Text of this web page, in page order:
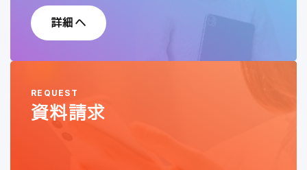
詳細へ
REQUEST
資料請求